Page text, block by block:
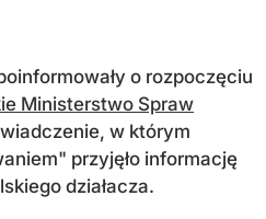
o rozpoczęciu
Ministerstwo Spraw
w którym
przyjęło informację
działacza.